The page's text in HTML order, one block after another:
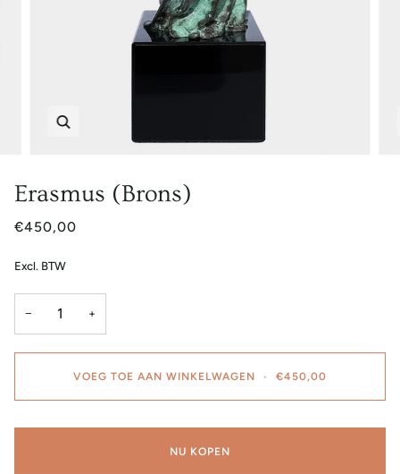
Erasmus (Brons)
€450,00
Excl. BTW
− +
VOEG TOE AAN WINKELWAGEN • €450,00
NU KOPEN